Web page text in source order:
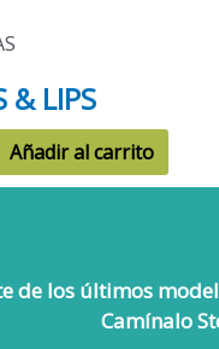
& LIPS
Añadir al carrito
de los últimos
Camínalo